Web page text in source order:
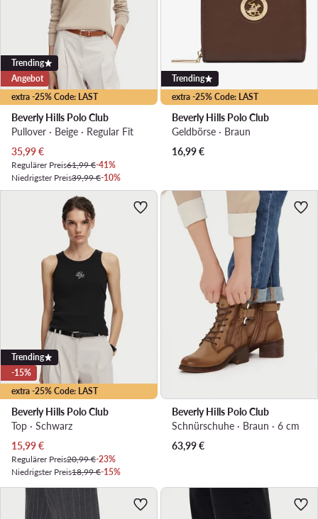
extra -25% Code: LAST
Trending
Angebot
Beverly Hills Polo Club
Pullover · Beige · Regular Fit
Aktueller Preis
35,99€
Regulärer Preis61,99 €-41%
Niedrigster Preis39,99 €-10%
extra -25% Code: LAST
Trending
Beverly Hills Polo Club
Geldbörse · Braun
16,99€
extra -25% Code: LAST
Trending
-15%
Beverly Hills Polo Club
Top · Schwarz
Aktueller Preis
15,99€
Regulärer Preis20,99 €-23%
Niedrigster Preis18,99 €-15%
Beverly Hills Polo Club
Schnürschuhe · Braun · 6 cm
63,99€